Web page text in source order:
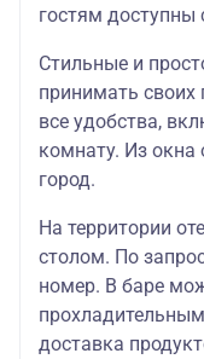
гостям доступны
Стильные и
принимать своих
все удобства,
комнату. Из окна
город.
На территории
столом. По
номер. В баре
доставка